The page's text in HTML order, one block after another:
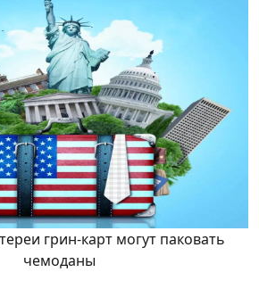
грин-карт могут паковать
чемоданы